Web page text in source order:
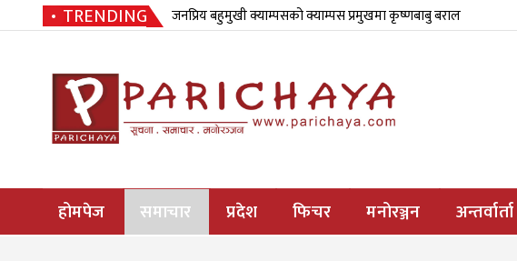
TRENDING जनप्रिय बहुमुखी क्याम्पसको क्याम्पस प्रमुखमा कृष्णबाबु बराल
होमपेज समाचार प्रदेश फिचर मनोरञ्जन अन्तर्वार्ता